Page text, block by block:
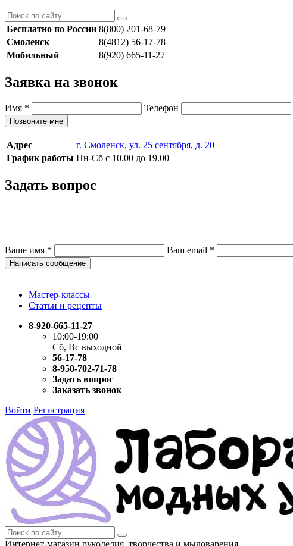
Бесплатно по России 8(800) 201-68-79
Смоленск
8(4812) 56-17-78
Мобильный
8(920) 665-11-27
Заявка на звонок
Имя * Телефон
Позвоните мне
Адрес
г. Смоленск, ул. 25 сентября, д. 20
График работы Пн-Сб с 10.00 до 19.00
Задать вопрос
Ваше имя * Ваш email *
Написать сообщение
Мастер-классы
Статьи и рецепты
8-920-665-11-27
10:00-19:00
Сб, Вс выходной
56-17-78
8-950-702-71-78
Задать вопрос
Заказать звонок
Войти Регистрация
Интернет-магазин рукоделия, творчества и мыловарения.